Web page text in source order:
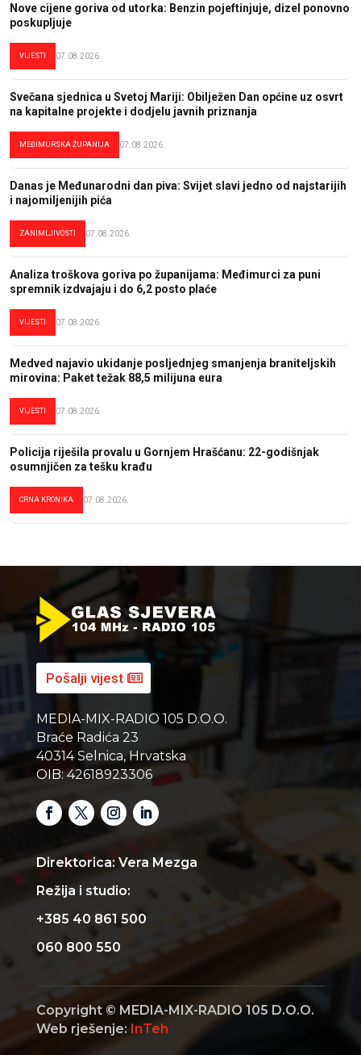
Nove cijene goriva od utorka: Benzin pojeftinjuje, dizel ponovno
poskupljuje
VIJESTI 07.08.2026.
Svečana sjednica u Svetoj Mariji: Obilježen Dan općine uz osvrt
na kapitalne projekte i dodjelu javnih priznanja
MEĐIMURSKA ŽUPANIJA 07.08.2026.
Danas je Međunarodni dan piva: Svijet slavi jedno od najstarijih
i najomiljenijih pića
ZANIMLJIVOSTI 07.08.2026.
Analiza troškova goriva po županijama: Međimurci za puni
spremnik izdvajaju i do 6,2 posto plaće
VIJESTI 07.08.2026.
Medved najavio ukidanje posljednjeg smanjenja braniteljskih
mirovina: Paket težak 88,5 milijuna eura
VIJESTI 07.08.2026.
Policija riješila provalu u Gornjem Hrašćanu: 22-godišnjak
osumnjičen za tešku krađu
CRNA KRONIKA 07.08.2026.
Pošalji vijest
MEDIA-MIX-RADIO 105 D.O.O.
Braće Radića 23
40314 Selnica, Hrvatska
OIB: 42618923306
Direktorica: Vera Mezga
Režija i studio:
+385 40 861 500
060 800 550
Copyright © MEDIA-MIX-RADIO 105 D.O.O.
Web rješenje: InTeh